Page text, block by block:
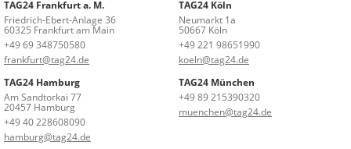
TAG24 Frankfurt a. M.
Friedrich-Ebert-Anlage 36
60325 Frankfurt am Main
+49 69 348750580
frankfurt@tag24.de
TAG24 Köln
Neumarkt 1a
50667 Köln
+49 221 98651990
koeln@tag24.de
TAG24 Hamburg
Am Sandtorkai 77
20457 Hamburg
+49 40 228608090
hamburg@tag24.de
TAG24 München
+49 89 215390320
muenchen@tag24.de